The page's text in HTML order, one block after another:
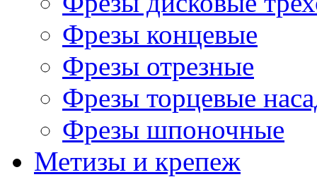
Фрезы концевые
Фрезы отрезные
Фрезы торцевые
Фрезы шпоночные
Метизы и крепеж